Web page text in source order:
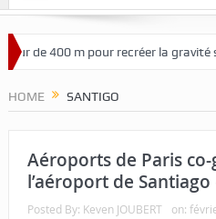
de 400 m pour recréer la gravité
HOME SANTIGO
Aéroports de Paris
l’aéroport de
Posted By: Keven JOUBERT on: